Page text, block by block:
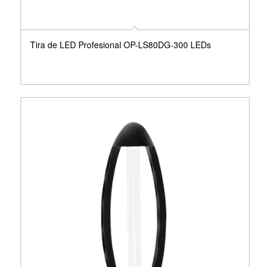
Tira de LED Profesional OP-LS80DG-300 LEDs